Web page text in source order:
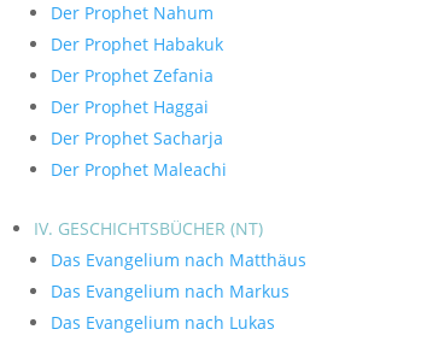
Der Prophet Nahum
Der Prophet Habakuk
Der Prophet Zefania
Der Prophet Haggai
Der Prophet Sacharja
Der Prophet Maleachi
IV. GESCHICHTSBÜCHER (NT)
Das Evangelium nach Matthäus
Das Evangelium nach Markus
Das Evangelium nach Lukas